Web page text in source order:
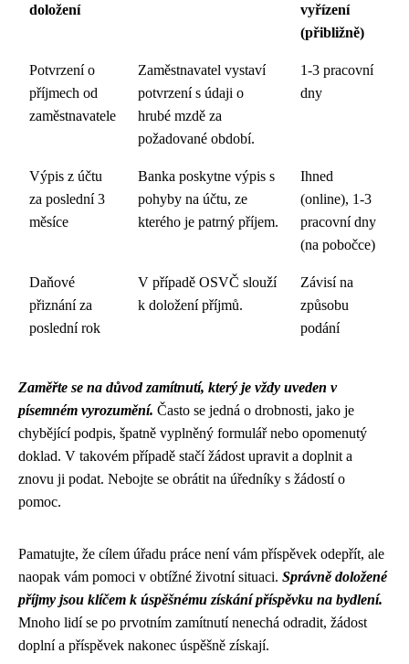
doložení
vyřízení
(přibližně)
Potvrzení o
příjmech od
zaměstnavatele
Zaměstnavatel vystaví
potvrzení s údaji o
hrubé mzdě za
požadované období.
1-3 pracovní
dny
Výpis z účtu
za poslední 3
měsíce
Banka poskytne výpis s
pohyby na účtu, ze
kterého je patrný příjem.
Ihned
(online), 1-3
pracovní dny
(na pobočce)
Daňové
přiznání za
poslední rok
V případě OSVČ slouží
k doložení příjmů.
Závisí na
způsobu
podání
Zaměřte se na důvod zamítnutí, který je vždy uveden v
písemném vyrozumění. Často se jedná o drobnosti, jako je
chybějící podpis, špatně vyplněný formulář nebo opomenutý
doklad. V takovém případě stačí žádost upravit a doplnit a
znovu ji podat. Nebojte se obrátit na úředníky s žádostí o
pomoc.
Pamatujte, že cílem úřadu práce není vám příspěvek odepřít, ale
naopak vám pomoci v obtížné životní situaci. Správně doložené
příjmy jsou klíčem k úspěšnému získání příspěvku na bydlení.
Mnoho lidí se po prvotním zamítnutí nenechá odradit, žádost
doplní a příspěvek nakonec úspěšně získají.